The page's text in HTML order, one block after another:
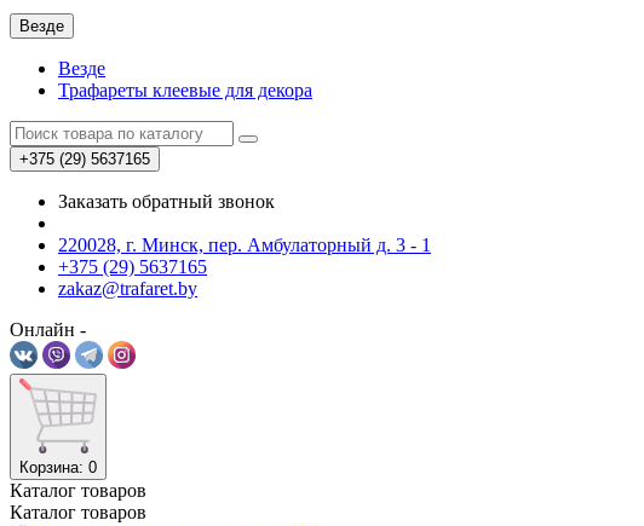
Везде
Везде
Трафареты клеевые для декора
+375 (29) 5637165
Заказать обратный звонок
220028, г. Минск, пер. Амбулаторный д. 3 - 1
+375 (29) 5637165
zakaz@trafaret.by
Онлайн -
Корзина: 0
Каталог товаров
Каталог товаров